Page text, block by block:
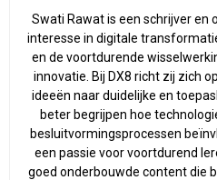
Swati Rawat is een schrijver en
interesse in digitale
en de voortdurende
innovatie. Bij DX8 richt zij zich
ideeën naar duidelijke en
beter begrijpen hoe
besluitvormingsprocessen
een passie voor voortdurend
goed onderbouwde content die